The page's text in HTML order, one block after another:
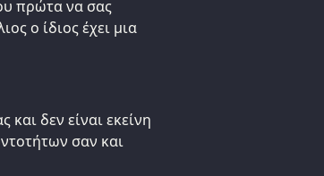
πρώτα να σας
ο ίδιος έχει μια
δεν είναι εκείνη
σαν και